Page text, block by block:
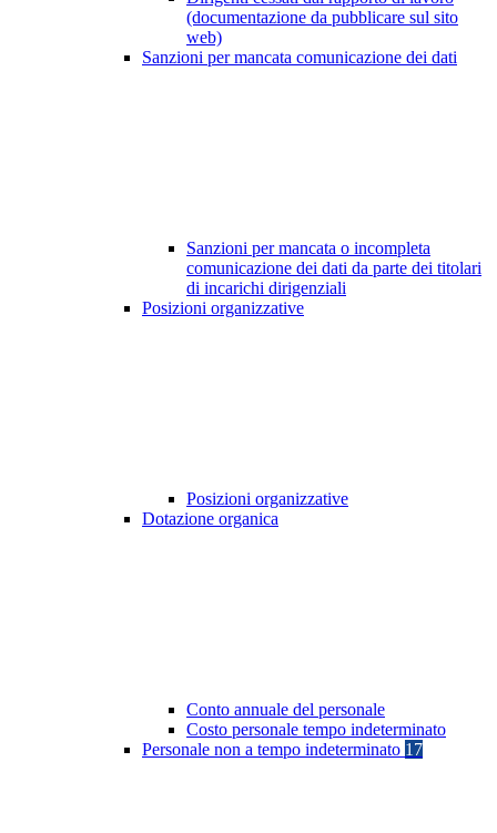
(documentazione da pubblicare sul sito
web)
Sanzioni per mancata comunicazione dei dati
Sanzioni per mancata o incompleta
comunicazione dei dati da parte dei titolari
di incarichi dirigenziali
Posizioni organizzative
Posizioni organizzative
Dotazione organica
Conto annuale del personale
Costo personale tempo indeterminato
Personale non a tempo indeterminato 17